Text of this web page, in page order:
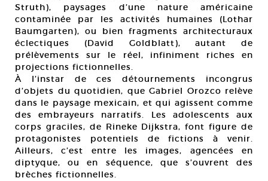
Struth), paysages d’une nature américaine
contaminée par les activités humaines (Lothar
Baumgarten), ou bien fragments architecturaux
éclectiques (David Goldblatt), autant de
prélèvements sur le réel, infiniment riches en
projections fictionnelles.
À l’instar de ces détournements incongrus
d’objets du quotidien, que Gabriel Orozco relève
dans le paysage mexicain, et qui agissent comme
des embrayeurs narratifs. Les adolescents aux
corps graciles, de Rineke Dijkstra, font figure de
protagonistes potentiels de fictions à venir.
Ailleurs, c’est entre les images, agencées en
diptyque, ou en séquence, que s’ouvrent des
brèches fictionnelles.